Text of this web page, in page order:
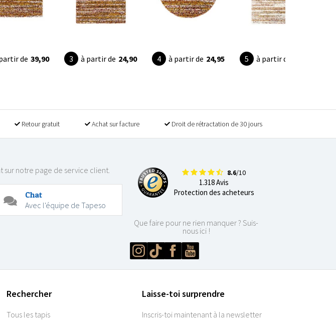
de 39,90 à partir de 24,90 à partir de 24,95 à partir de
Retour gratuit Achat sur facture Droit de rétractation de 30 jours
notre page de service client.
Chat
Avec l'équipe de Tapeso
8.6/10
1.318 Avis
Protection des acheteurs
Que faire pour ne rien manquer ? Suis-
nous ici !
Rechercher
Tous les tapis
Laisse-toi surprendre
Inscris-toi maintenant à la newsletter